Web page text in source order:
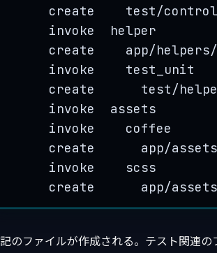
create test/
invoke  helper
create    app/helpers/
invoke    test_unit
create test/
invoke  assets
invoke    coffee
create      app/assets
invoke    scss
create      app/assets
記のファイルが作成される。テスト関連